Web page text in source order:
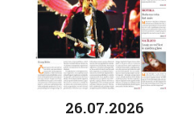
26.07.2026